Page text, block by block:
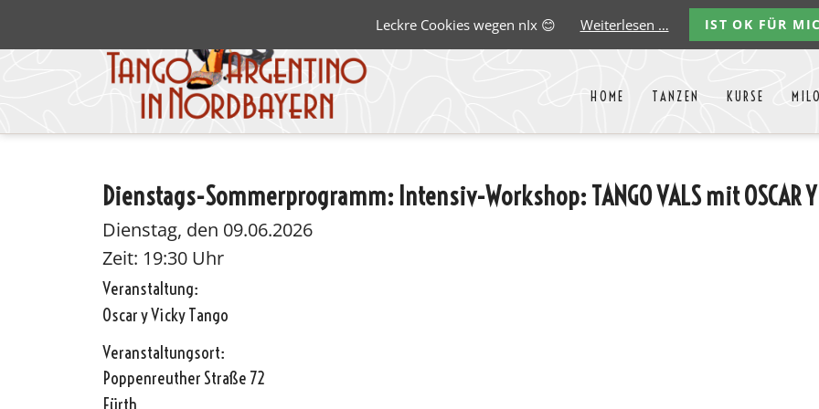
HOME TANZEN
Liste aller Events des
KURSE
Blanco y
Carlos
Ernst
Gregorio
Marco
Dienstags-Sommerprogramm: Intensiv-Workshop: TANGO VALS mit OSCAR
Dienstag, den 09.06.2026
Zeit: 19:30 Uhr
Veranstaltung:
Oscar y Vicky Tango
Veranstaltungsort:
Poppenreuther Straße 72
Fürth
Leckre Cookies wegen nIx 😊 Weiterlesen … IST OK FÜR